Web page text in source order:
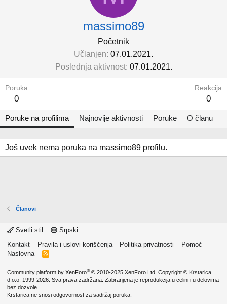
massimo89
Početnik
Učlanjen 07.01.2021.
Poslednja aktivnost 07.01.2021.
Poruka
0
Reakcija
0
Poruke na profilima Najnovije aktivnosti Poruke O članu
Još uvek nema poruka na massimo89 profilu.
Članovi
Svetli stil
Srpski
Kontakt
Pravila i uslovi korišćenja Politika privatnosti
Pomoć
Naslovna
R
Community platform by XenForo® © 2010-2025 XenForo Ltd. Copyright © Krstarica
d.o.o. 1999-2026. Sva prava zadržana. Zabranjena je reprodukcija u celini i u delovima
bez dozvole.
Krstarica ne snosi odgovornost za sadržaj poruka.